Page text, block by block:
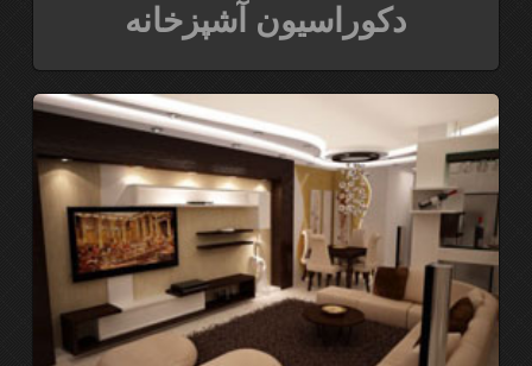
دکوراسیون آشپزخانه